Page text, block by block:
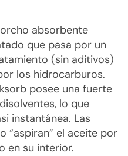
absorbente
que pasa por un
(sin aditivos)
los hidrocarburos.
posee una fuerte
lo que
instantánea. Las
“aspiran” el aceite por
en su interior.